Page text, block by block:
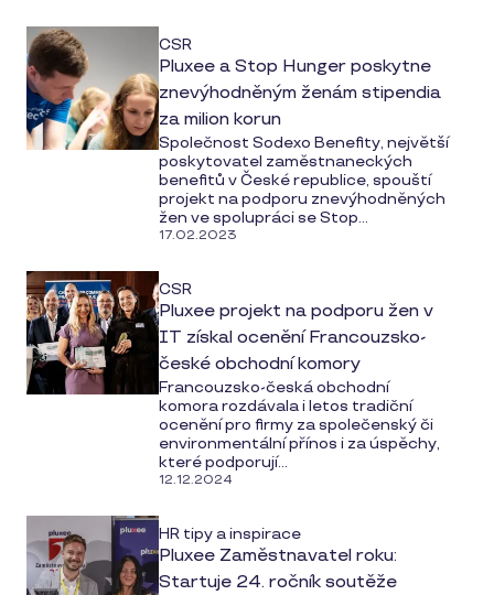
CSR
Pluxee a Stop Hunger poskytne
znevýhodněným ženám stipendia
za milion korun
Společnost Sodexo Benefity, největší
poskytovatel zaměstnaneckých
benefitů v České republice, spouští
projekt na podporu znevýhodněných
žen ve spolupráci se Stop...
17.02.2023
CSR
Pluxee projekt na podporu žen v
IT získal ocenění Francouzsko-
české obchodní komory
Francouzsko-česká obchodní
komora rozdávala i letos tradiční
ocenění pro firmy za společenský či
environmentální přínos i za úspěchy,
které podporují...
12.12.2024
HR tipy a inspirace
Pluxee Zaměstnavatel roku:
Startuje 24. ročník soutěže